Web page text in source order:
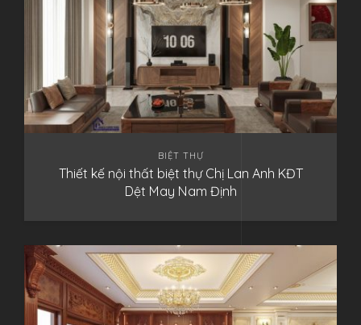
BIỆT THỰ
Thiết kế nội thất biệt thự Chị Lan Anh KĐT
Dệt May Nam Định